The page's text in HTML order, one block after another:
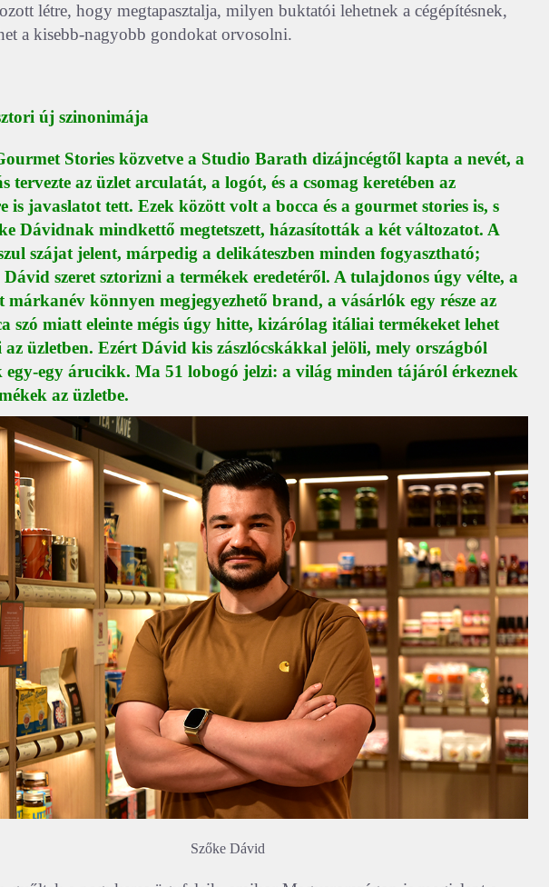
létre, hogy megtapasztalja, milyen buktatói lehetnek a cégépítésnek,
a kisebb-nagyobb gondokat orvosolni.
új szinonimája
Stories közvetve a Studio Barath dizájncégtől kapta a nevét, a
tervezte az üzlet arculatát, a logót, és a csomag keretében az
is javaslatot tett. Ezek között volt a bocca és a gourmet stories is, s
Dávidnak mindkettő megtetszett, házasították a két változatot. A
szájat jelent, márpedig a delikáteszben minden fogyasztható;
szeret sztorizni a termékek eredetéről. A tulajdonos úgy vélte, a
könnyen megjegyezhető brand, a vásárlók egy része az
szó miatt eleinte mégis úgy hitte, kizárólag itáliai termékeket lehet
az üzletben. Ezért Dávid kis zászlócskákkal jelöli, mely országból
egy-egy árucikk. Ma 51 lobogó jelzi: a világ minden tájáról érkeznek
az üzletbe.
Szőke Dávid